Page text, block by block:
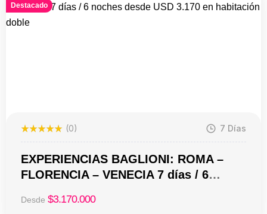
Destacado
(0) 7 Días
EXPERIENCIAS BAGLIONI: ROMA –
FLORENCIA – VENECIA 7 días / 6
doble
Desde $3.170.000